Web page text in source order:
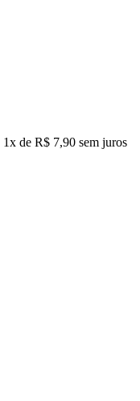
1x de R$ 7,90 sem juros